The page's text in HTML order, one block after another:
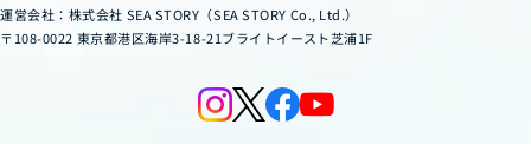
運営会社：株式会社 SEA STORY（SEA STORY Co., Ltd.）
〒108-0022 東京都港区海岸3-18-21ブライトイースト芝浦1F